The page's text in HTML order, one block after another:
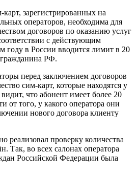
зарегистрированных на
операторов, необходима для
договоров по оказанию услуг
с действующим
году в России вводится лимит в 20
РФ.
перед заключением договоров
сим-карт, которые находятся у
что абонент имеет более 20
от того, у какого оператора они
нового договора клиенту
реализовал проверку количества
Так, во всех салонах оператора
Российской Федерации была